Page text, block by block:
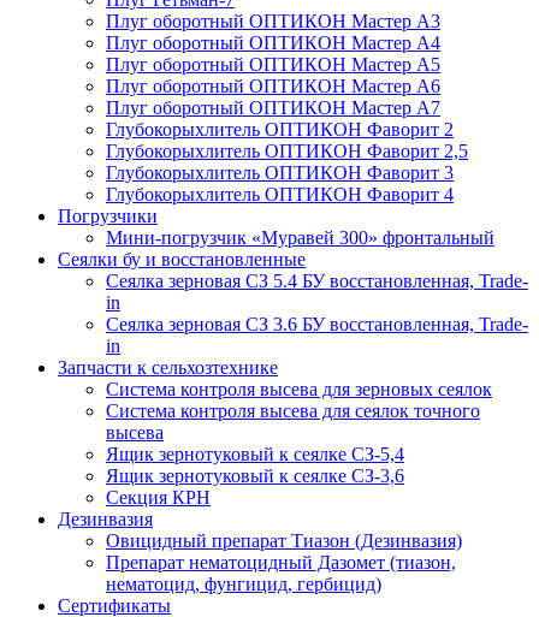
Плуг оборотный ОПТИКОН Мастер А3
Плуг оборотный ОПТИКОН Мастер А4
Плуг оборотный ОПТИКОН Мастер А5
Плуг оборотный ОПТИКОН Мастер А6
Плуг оборотный ОПТИКОН Мастер А7
Глубокорыхлитель ОПТИКОН Фаворит 2
Глубокорыхлитель ОПТИКОН Фаворит 2,5
Глубокорыхлитель ОПТИКОН Фаворит 3
Глубокорыхлитель ОПТИКОН Фаворит 4
Погрузчики
Мини-погрузчик «Муравей 300» фронтальный
Сеялки бу и восстановленные
Сеялка зерновая СЗ 5.4 БУ восстановленная, Trade-
in
Сеялка зерновая СЗ 3.6 БУ восстановленная, Trade-
in
Запчасти к сельхозтехнике
Система контроля высева для зерновых сеялок
Система контроля высева для сеялок точного
высева
Ящик зернотуковый к сеялке СЗ-5,4
Ящик зернотуковый к сеялке СЗ-3,6
Секция КРН
Дезинвазия
Овицидный препарат Тиазон (Дезинвазия)
Препарат нематоцидный Дазомет (тиазон,
нематоцид, фунгицид, гербицид)
Сертификаты